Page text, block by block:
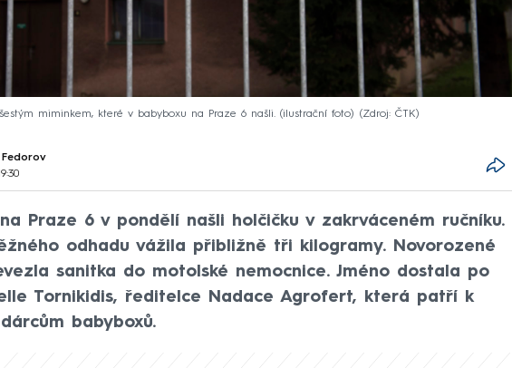
miminkem, které v babyboxu na Praze 6 našli. (ilustrační foto) Zdroj: ČTK
Praze 6 v pondělí našli holčičku v zakrváceném ručníku.
odhadu vážila přibližně tři kilogramy. Novorozené
sanitka do motolské nemocnice. Jméno dostala po
Tornikidis, ředitelce Nadace Agrofert, která patří k
babyboxů.